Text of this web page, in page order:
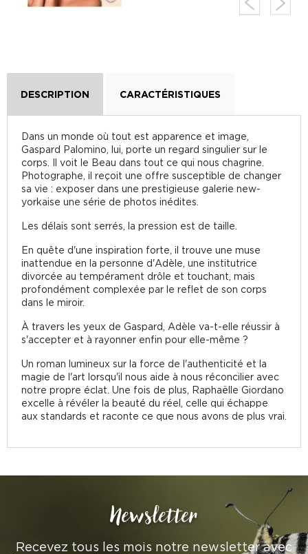
DESCRIPTION CARACTÉRISTIQUES
Dans un monde où tout est apparence et image,
Gaspard Palomino, lui, porte un regard singulier sur le
corps. Il voit le Beau dans tout ce qui nous chagrine.
Photographe, il reçoit une offre susceptible de changer
sa vie : exposer dans une prestigieuse galerie new-
yorkaise une série de photos inédites.
Les délais sont serrés, la pression est de taille.
En quête d'une inspiration forte, il trouve une muse
inattendue en la personne d'Adèle, une institutrice
divorcée au tempérament drôle et touchant, mais
profondément complexée par le reflet de son corps
dans le miroir.
À travers les yeux de Gaspard, Adèle va-t-elle réussir à
s'accepter et à rayonner enfin pour elle-même ?
Un roman lumineux sur la force de l'authenticité et la
magie de l'art lorsqu'il nous aide à nous réconcilier avec
notre propre éclat. Une fois de plus, Raphaëlle Giordano
excelle à révéler la beauté du réel, celle qui échappe
aux standards et raconte ce que nous avons de plus vrai.
Newsletter
Recevez tous les mois notre newsletter avec